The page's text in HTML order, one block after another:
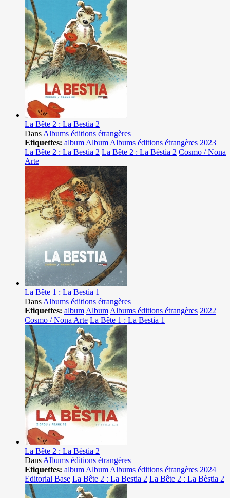
La Bête 2 : La Bestia 2
Dans Albums éditions étrangères
Etiquettes: album Album Albums éditions étrangères 2023
La Bête 2 : La Bestia 2 La Bête 2 : La Bèstia 2 Cosmo / Nona
Arte
La Bête 1 : La Bestia 1
Dans Albums éditions étrangères
Etiquettes: album Album Albums éditions étrangères 2022
Cosmo / Nona Arte La Bête 1 : La Bestia 1
La Bête 2 : La Bèstia 2
Dans Albums éditions étrangères
Etiquettes: album Album Albums éditions étrangères 2024
Editorial Base La Bête 2 : La Bestia 2 La Bête 2 : La Bèstia 2